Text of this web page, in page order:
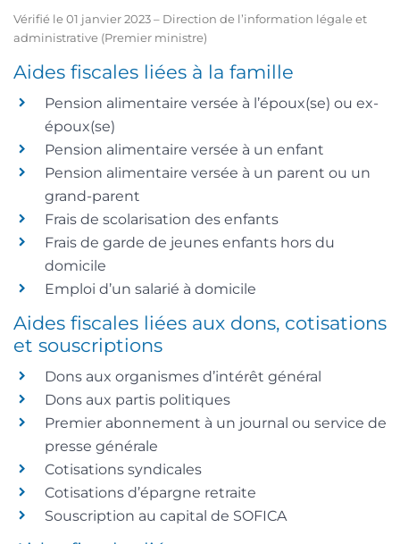
Vérifié le 01 janvier 2023 – Direction de l’information légale et
administrative (Premier ministre)
Aides fiscales liées à la famille
Pension alimentaire versée à l’époux(se) ou ex-
époux(se)
Pension alimentaire versée à un enfant
Pension alimentaire versée à un parent ou un
grand-parent
Frais de scolarisation des enfants
Frais de garde de jeunes enfants hors du
domicile
Emploi d’un salarié à domicile
Aides fiscales liées aux dons, cotisations
et souscriptions
Dons aux organismes d’intérêt général
Dons aux partis politiques
Premier abonnement à un journal ou service de
presse générale
Cotisations syndicales
Cotisations d’épargne retraite
Souscription au capital de SOFICA